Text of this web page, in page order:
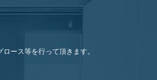
ース等を行って頂きます。